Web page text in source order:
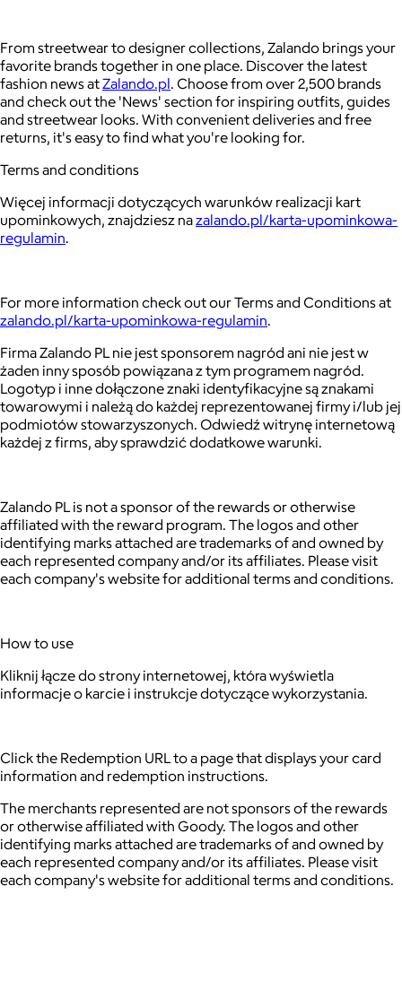
From streetwear to designer collections, Zalando brings your
favorite brands together in one place. Discover the latest
fashion news atZalando.pl. Choose from over 2,500 brands
and check out the 'News' section for inspiring outfits, guides
and streetwear looks. With convenient deliveries and free
returns, it's easy to find what you're looking for.
Terms and conditions
Więcej informacji dotyczących warunków realizacji kart
upominkowych, znajdziesz nazalando.pl/karta-upominkowa-
regulamin.
For more information check out our Terms and Conditions at
zalando.pl/karta-upominkowa-regulamin.
Firma Zalando PL nie jest sponsorem nagród ani nie jest w
żaden inny sposób powiązana z tym programem nagród.
Logotyp i inne dołączone znaki identyfikacyjne są znakami
towarowymi i należą do każdej reprezentowanej firmy i/lub jej
podmiotów stowarzyszonych. Odwiedź witrynę internetową
każdej z firms, aby sprawdzić dodatkowe warunki.
Zalando PL is not a sponsor of the rewards or otherwise
affiliated with the reward program. The logos and other
identifying marks attached are trademarks of and owned by
each represented company and/or its affiliates. Please visit
each company's website for additional terms and conditions.
How to use
Kliknij łącze do strony internetowej, która wyświetla
informacje o karcie i instrukcje dotyczące wykorzystania.
Click the Redemption URL to a page that displays your card
information and redemption instructions.
The merchants represented are not sponsors of the rewards
or otherwise affiliated with Goody. The logos and other
identifying marks attached are trademarks of and owned by
each represented company and/or its affiliates. Please visit
each company's website for additional terms and conditions.